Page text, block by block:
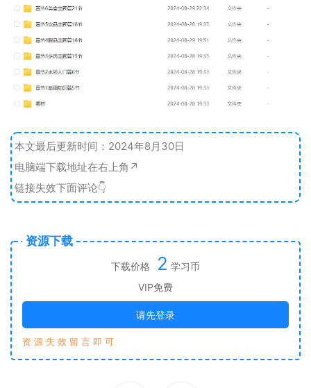
本文最后更新时间：2024年8月30日
电脑端下载地址在右上角↗️
链接失效下面评论👇
资源下载
下载价格 2 学习币
VIP免费
请先登录
资 源 失 效 留 言 即 可